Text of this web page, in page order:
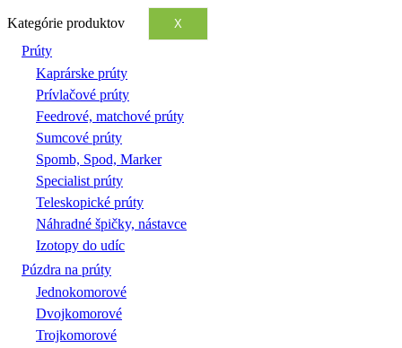
Kategórie produktov X
Prúty
Kaprárske prúty
Prívlačové prúty
Feedrové, matchové prúty
Sumcové prúty
Spomb, Spod, Marker
Specialist prúty
Teleskopické prúty
Náhradné špičky, nástavce
Izotopy do udíc
Púzdra na prúty
Jednokomorové
Dvojkomorové
Trojkomorové